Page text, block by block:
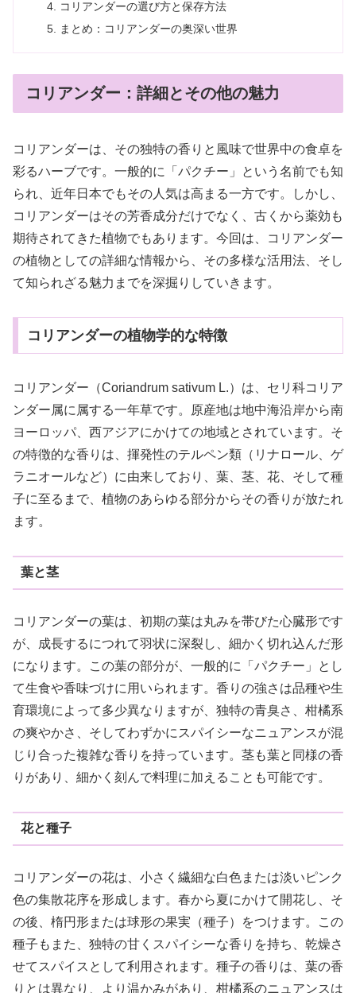
コリアンダーの選び方と保存方法
まとめ：コリアンダーの奥深い世界
コリアンダー：詳細とその他の魅力
コリアンダーは、その独特の香りと風味で世界中の食卓を
彩るハーブです。一般的に「パクチー」という名前でも知
られ、近年日本でもその人気は高まる一方です。しかし、
コリアンダーはその芳香成分だけでなく、古くから薬効も
期待されてきた植物でもあります。今回は、コリアンダー
の植物としての詳細な情報から、その多様な活用法、そし
て知られざる魅力までを深掘りしていきます。
コリアンダーの植物学的な特徴
コリアンダー（Coriandrum sativum L.）は、セリ科コリア
ンダー属に属する一年草です。原産地は地中海沿岸から南
ヨーロッパ、西アジアにかけての地域とされています。そ
の特徴的な香りは、揮発性のテルペン類（リナロール、ゲ
ラニオールなど）に由来しており、葉、茎、花、そして種
子に至るまで、植物のあらゆる部分からその香りが放たれ
ます。
葉と茎
コリアンダーの葉は、初期の葉は丸みを帯びた心臓形です
が、成長するにつれて羽状に深裂し、細かく切れ込んだ形
になります。この葉の部分が、一般的に「パクチー」とし
て生食や香味づけに用いられます。香りの強さは品種や生
育環境によって多少異なりますが、独特の青臭さ、柑橘系
の爽やかさ、そしてわずかにスパイシーなニュアンスが混
じり合った複雑な香りを持っています。茎も葉と同様の香
りがあり、細かく刻んで料理に加えることも可能です。
花と種子
コリアンダーの花は、小さく繊細な白色または淡いピンク
色の集散花序を形成します。春から夏にかけて開花し、そ
の後、楕円形または球形の果実（種子）をつけます。この
種子もまた、独特の甘くスパイシーな香りを持ち、乾燥さ
せてスパイスとして利用されます。種子の香りは、葉の香
りとは異なり、より温かみがあり、柑橘系のニュアンスは